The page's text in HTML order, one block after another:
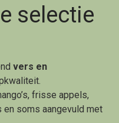
selectie
vers en
frisse appels,
soms aangevuld met